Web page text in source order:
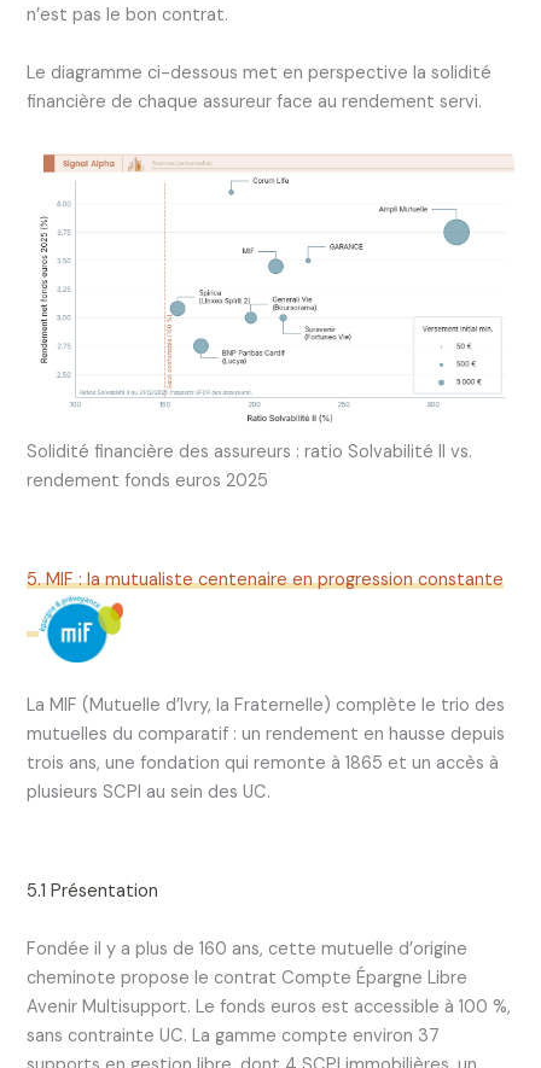
n’est pas le bon contrat.
Le diagramme ci-dessous met en perspective la solidité
financière de chaque assureur face au rendement servi.
Solidité financière des assureurs : ratio Solvabilité II vs.
rendement fonds euros 2025
5. MIF : la mutualiste centenaire en progression constante
La MIF (Mutuelle d’Ivry, la Fraternelle) complète le trio des
mutuelles du comparatif : un rendement en hausse depuis
trois ans, une fondation qui remonte à 1865 et un accès à
plusieurs SCPI au sein des UC.
5.1 Présentation
Fondée il y a plus de 160 ans, cette mutuelle d’origine
cheminote propose le contrat Compte Épargne Libre
Avenir Multisupport. Le fonds euros est accessible à 100 %,
sans contrainte UC. La gamme compte environ 37